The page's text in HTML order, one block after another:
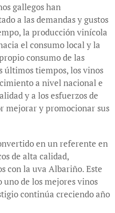
gallegos han
a las demandas y gustos
la producción vinícola
el consumo local y la
consumo de las
últimos tiempos, los vinos
a nivel nacional e
y a los esfuerzos de
mejorar y promocionar sus
en un referente en
de alta calidad,
con la uva Albariño. Este
uno de los mejores vinos
continúa creciendo año